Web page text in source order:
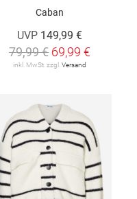
Caban
UVP 149,99 €
79,99 € 69,99 €
inkl. MwSt. zzgl. Versand